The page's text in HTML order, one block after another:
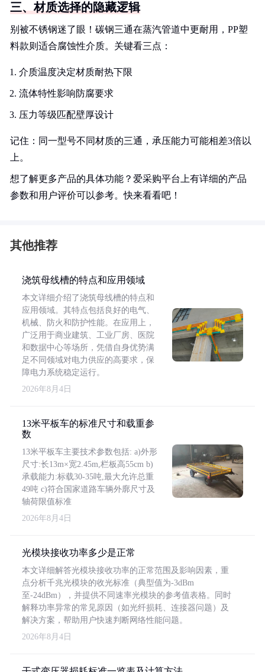
三、材质选择的隐藏逻辑
别被不锈钢迷了眼！碳钢三通在蒸汽管道中更耐用，PP塑
料款则适合腐蚀性介质。关键看三点：
介质温度决定材质耐热下限
流体特性影响防腐要求
压力等级匹配壁厚设计
记住：同一型号不同材质的三通，承压能力可能相差3倍以
上。
想了解更多产品的具体功能？爱采购平台上有详细的产品
参数和用户评价可以参考。快来看看吧！
其他推荐
浇筑母线槽的特点和应用领域
本文详细介绍了浇筑母线槽的特点和
应用领域。其特点包括良好的电气、
机械、防火和防护性能。在应用上，
广泛用于商业建筑、工业厂房、医院
和数据中心等场所，凭借自身优势满
足不同领域对电力供应的高要求，保
障电力系统稳定运行。
2026年8月4日
13米平板车的标准尺寸和载重参
数
13米平板车主要技术参数包括: a)外形
尺寸:长13m×宽2.45m,栏板高55cm b)
承载能力:标载30-35吨,最大允许总重
49吨 c)符合国家道路车辆外廓尺寸及
轴荷限值标准
2026年8月4日
光模块接收功率多少是正常
本文详细解答光模块接收功率的正常范围及影响因素，重
点分析千兆光模块的收光标准（典型值为-3dBm
至-24dBm），并提供不同速率光模块的参考值表格。同时
解释功率异常的常见原因（如光纤损耗、连接器问题）及
解决方案，帮助用户快速判断网络性能问题。
2026年8月4日